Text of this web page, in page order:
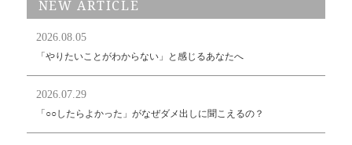
NEW ARTICLE
2026.08.05
「やりたいことがわからない」と感じるあなたへ
2026.07.29
「○○したらよかった」がなぜダメ出しに聞こえるの？